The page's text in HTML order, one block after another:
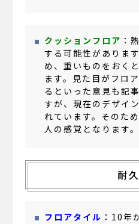
クッションフロア ：
する可能性がありま
め、重いものをおく
ます。見た目がフロ
るといった意見も記
すが、現在のデザイ
れています。そのた
人の感覚となります。
耐
フロアタイル ：10年